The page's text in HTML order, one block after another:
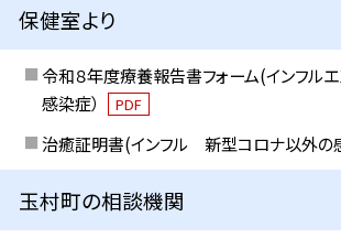
保健室より
令和８年度療養報告書フォーム(インフル
感染症）
PDF
治癒証明書(インフル 新型コロナ以外の
玉村町の相談機関